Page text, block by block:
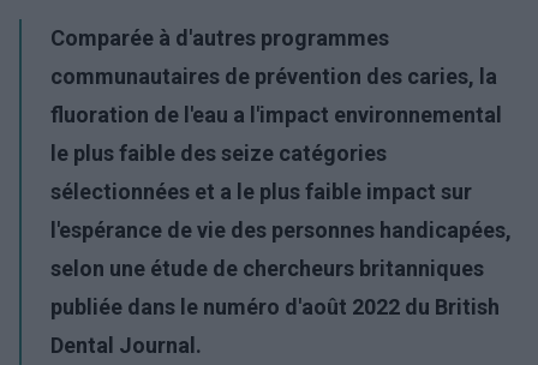
Comparée à d'autres programmes
communautaires de prévention des caries, la
fluoration de l'eau a l'impact environnemental
le plus faible des seize catégories
sélectionnées et a le plus faible impact sur
l'espérance de vie des personnes handicapées,
selon une étude de chercheurs britanniques
publiée dans le numéro d'août 2022 du British
Dental Journal.